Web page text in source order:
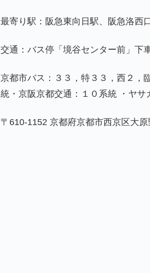
最寄り駅：阪急東向日駅、阪急洛西
交通：バス停「境谷センター前」下
京都市バス：３３，特３３，西２，
統・京阪京都交通：１０系統 ・ヤサ
〒610-1152 京都府京都市西京区大